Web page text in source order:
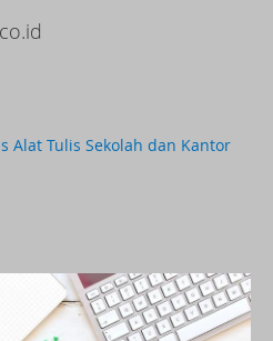
Alat Tulis Sekolah dan Kantor